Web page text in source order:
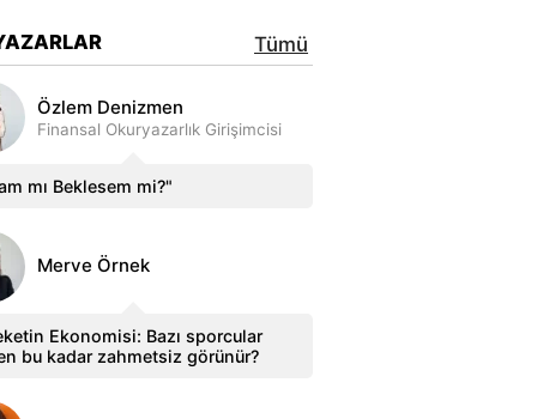
Tümü
Özlem Denizmen
Finansal Okuryazarlık Girişimcisi
mı Beklesem mi?"
Merve Örnek
Ekonomisi: Bazı sporcular
bu kadar zahmetsiz görünür?